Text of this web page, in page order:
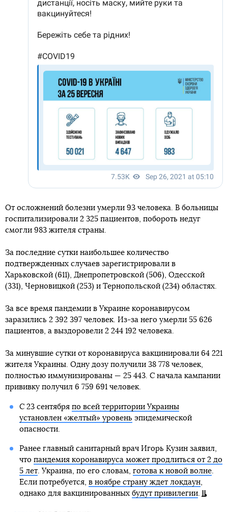
От осложнений болезни умерли 93 человека. В больницы
госпитализировали 2 325 пациентов, побороть недуг
смогли 983 жителя страны.
За последние сутки наибольшее количество
подтвержденных случаев зарегистрировали в
Харьковской (611), Днепропетровской (506), Одесской
(331), Черновицкой (253) и Тернопольской (234) областях.
За все время пандемии в Украине коронавирусом
заразились 2 392 397 человек. Из-за него умерли 55 626
пациентов, а выздоровели 2 244 192 человека.
За минувшие сутки от коронавируса вакцинировали 64 221
жителя Украины. Одну дозу получили 38 778 человек,
полностью иммунизированы — 25 443. С начала кампании
прививку получил 6 759 691 человек.
С 23 сентября по всей территории Украины
установлен «желтый» уровень эпидемической
опасности.
Ранее главный санитарный врач Игорь Кузин заявил,
что пандемия коронавируса может продлиться от 2 до
5 лет. Украина, по его словам, готова к новой волне.
Если потребуется, в ноябре страну ждет локдаун,
однако для вакцинированных будут привилегии.